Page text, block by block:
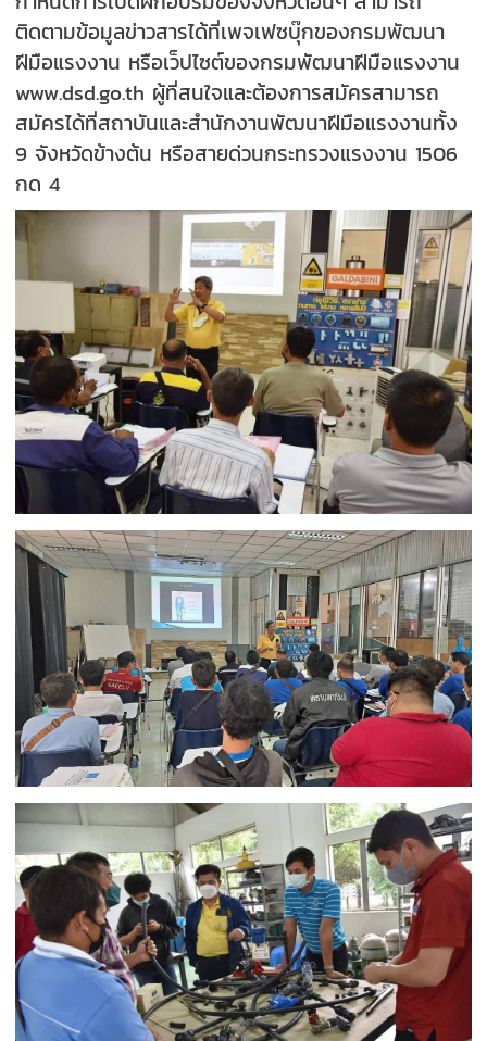
ติดตามข้อมูลข่าวสารได้ที่เพจเฟซบุ๊กของกรมพัฒนา
ฝีมือแรงงาน หรือเว็ปไซต์ของกรมพัฒนาฝีมือแรงงาน
www.dsd.go.th ผู้ที่สนใจและต้องการสมัครสามารถ
สมัครได้ที่สถาบันและสำนักงานพัฒนาฝีมือแรงงานทั้ง
9 จังหวัดข้างต้น หรือสายด่วนกระทรวงแรงงาน 1506
กด 4